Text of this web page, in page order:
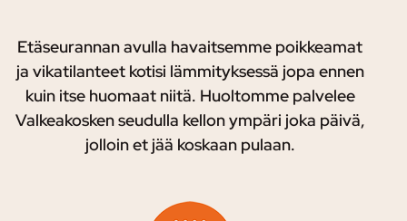
Etäseurannan avulla havaitsemme poikkeamat
ja vikatilanteet kotisi lämmityksessä jopa ennen
kuin itse huomaat niitä. Huoltomme palvelee
Valkeakosken seudulla kellon ympäri joka päivä,
jolloin et jää koskaan pulaan.